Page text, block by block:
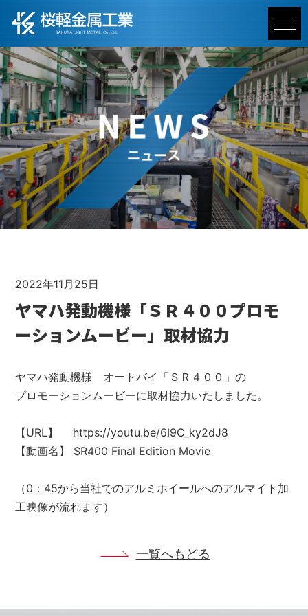
2022年11月25日
ヤマハ発動機様「ＳＲ４００プロモ
ーションムービー」取材協力
ヤマハ発動機様 オートバイ「ＳＲ４００」の
プロモーションムービーに取材協力いたしました。
【URL】 https://youtu.be/6I9C_ky2dJ8
【動画名】 SR400 Final Edition Movie
（0：45から当社でのアルミホイールへのアルマイト加
工映像が流れます）
一覧へもどる